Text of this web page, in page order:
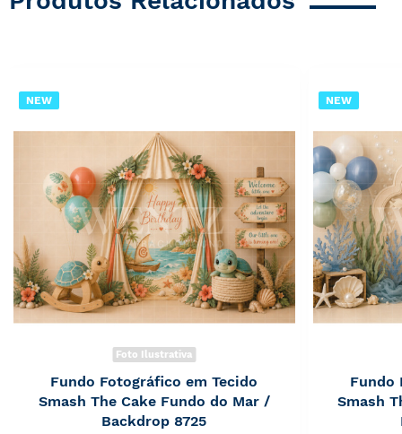
NEW
Foto Ilustrativa
Fundo Fotográfico em Tecido
Smash The Cake Fundo do Mar /
Backdrop 8725
NEW
Fundo
Smash